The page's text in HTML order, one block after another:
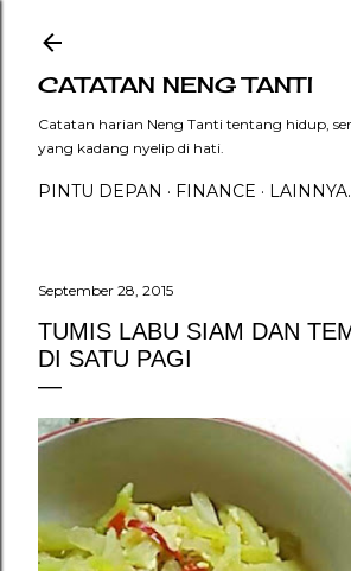
CATATAN NENG TANTI
Catatan harian Neng Tanti tentang hidup,
yang kadang nyelip di hati.
PINTU DEPAN FINANCE
September 28, 2015
TUMIS LABU SIAM DAN
DI SATU PAGI